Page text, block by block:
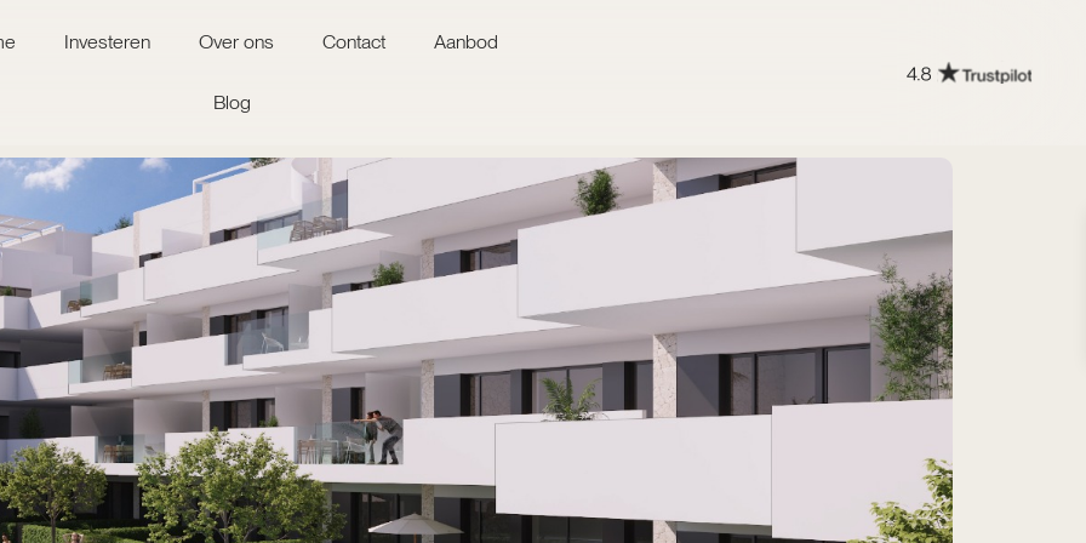
Investeren Over ons Contact Aanbod
Blog